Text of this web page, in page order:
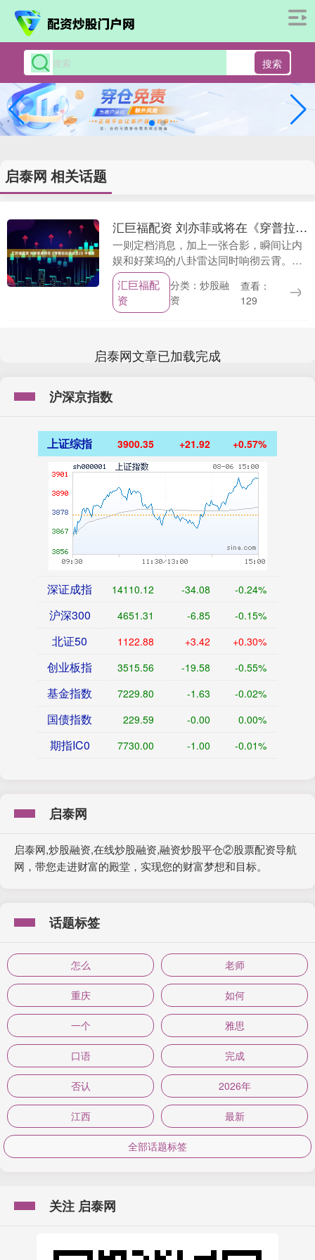
搜索
启泰网 相关话题
汇巨福配资 刘亦菲或将在《穿普拉达的女王2》中客串
一则定档消息，加上一张合影，瞬间让内
娱和好莱坞的八卦雷达同时响彻云霄。据3
月24日报道，《穿普拉达的女王2》官宣
中国内地定档2026年4月30日，不仅领先
北美一....
汇巨福配
资
分类：炒股融
资
查看：
129
启泰网文章已加载完成
沪深京指数
上证综指 3900.35 +21.92 +0.57%
深证成指 14110.12 -34.08 -0.24%
沪深300 4651.31 -6.85 -0.15%
北证50 1122.88 +3.42 +0.30%
创业板指 3515.56 -19.58 -0.55%
基金指数 7229.80 -1.63 -0.02%
国债指数 229.59 -0.00 0.00%
期指IC0 7730.00 -1.00 -0.01%
启泰网
启泰网,炒股融资,在线炒股融资,融资炒股平仓②股票配资导航
网，带您走进财富的殿堂，实现您的财富梦想和目标。
话题标签
怎么 老师
重庆 如何
一个 雅思
口语 完成
否认 2026年
江西 最新
全部话题标签
关注 启泰网